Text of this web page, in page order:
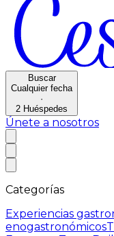
Buscar
Cualquier fecha
·
2 Huéspedes
Únete a nosotros
Categorías
Experiencias
enogastronómicos